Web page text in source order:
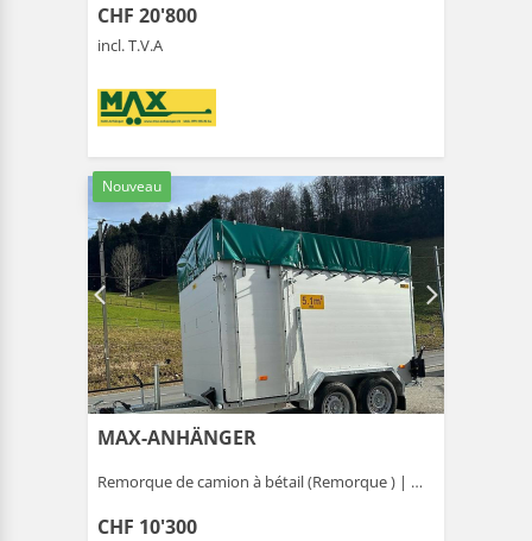
CHF 20'800
incl. T.V.A
Nouveau
MAX-ANHÄNGER
Remorque de camion à bétail (Remorque ) |
CHF 10'300